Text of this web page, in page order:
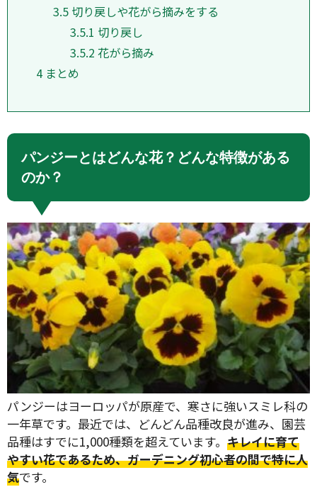
3.5 切り戻しや花がら摘みをする
3.5.1 切り戻し
3.5.2 花がら摘み
4 まとめ
パンジーとはどんな花？どんな特徴がある
のか？
パンジーはヨーロッパが原産で、寒さに強いスミレ科の
一年草です。最近では、どんどん品種改良が進み、園芸
品種はすでに1,000種類を超えています。 キレイに育て
やすい花であるため、ガーデニング初心者の間で特に人
気です。